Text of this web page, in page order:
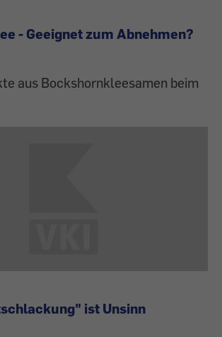
- Geeignet zum Abnehmen?
aus Bockshornkleesamen beim
ist Unsinn